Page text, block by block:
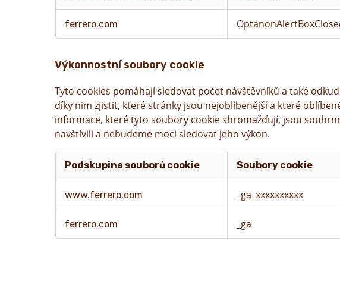
soubory
cookie
ferrero.com
Výkonnostní soubory cookie
Tyto cookies pomáhají sledovat počet návštěvníků a také
díky nim zjistit, které stránky jsou nejoblíbenější a které
informace, které tyto soubory cookie shromažďují, jsou
navštívili a nebudeme moci sledovat jeho výkon.
soubory
cookie
Podskupina souborů cookie Soubory cookie
www.ferrero.com _ga_xxxxxxxxxx
ferrero.com _ga